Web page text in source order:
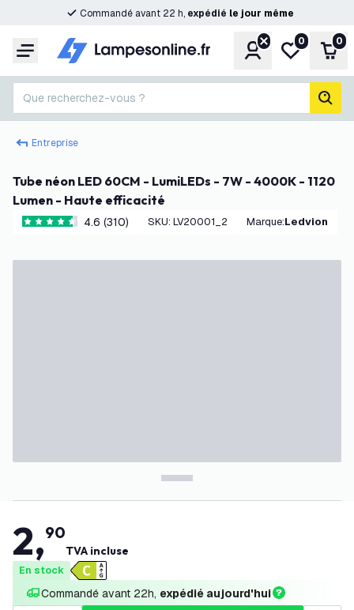
Commandé avant 22 h, expédié le jour même
Menu CompteMa liste de
0 0
Que recherchez-vous ?
Entreprise
Tube néon LED 60CM - LumiLEDs - 7W - 4000K - 1120
Lumen - Haute efficacité
4.6 étoiles de notation
4.6 (310) SKU: LV20001_2 Marque: Ledvion
2,90
TVA incluse
En stock
Commandé avant 22h, expédié aujourd'hui